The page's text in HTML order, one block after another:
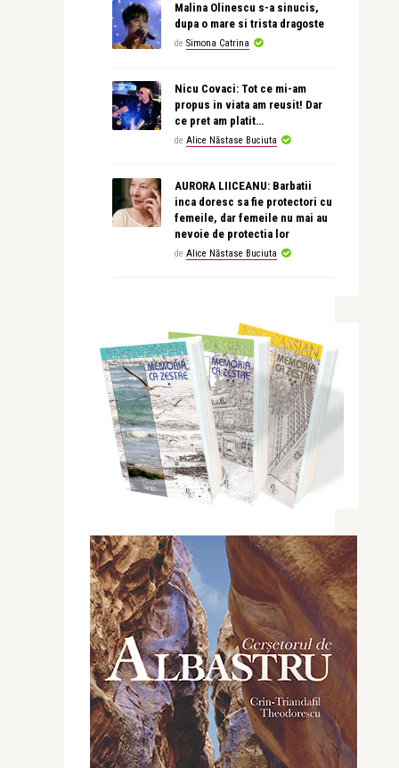
Malina Olinescu s-a sinucis,
dupa o mare si trista dragoste
de Simona Catrina
Nicu Covaci: Tot ce mi-am
propus in viata am reusit! Dar
ce pret am platit…
de Alice Năstase Buciuta
AURORA LIICEANU: Barbatii
inca doresc sa fie protectori cu
femeile, dar femeile nu mai au
nevoie de protectia lor
de Alice Năstase Buciuta